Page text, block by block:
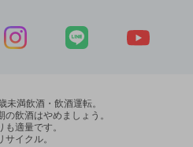
未満飲酒・飲酒運転。
の飲酒はやめましょう。
も適量です。
イクル。